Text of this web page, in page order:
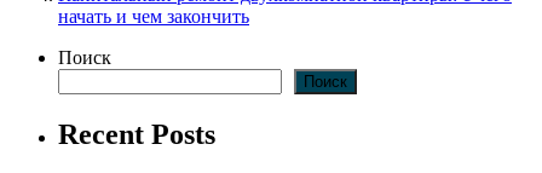
начать и чем закончить
Поиск
Поиск
Recent Posts